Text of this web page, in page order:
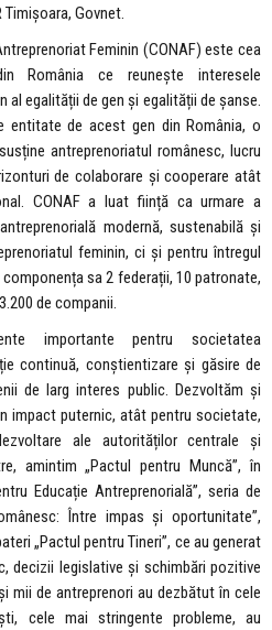
Timișoara, Govnet.
Feminin (CONAF) este cea
România ce reunește interesele
al egalității de gen și egalității de șanse.
entitate de acest gen din România, o
antreprenoriatul românesc, lucru
de colaborare și cooperare atât
CONAF a luat ființă ca urmare a
modernă, sustenabilă și
feminin, ci și pentru întregul
sa 2 federații, 10 patronate,
de companii.
importante pentru societatea
continuă, conștientizare și găsire de
de larg interes public. Dezvoltăm și
impact puternic, atât pentru societate,
ale autorităților centrale și
amintim „Pactul pentru Muncă”, în
Educație Antreprenorială”, seria de
Între impas și oportunitate”,
„Pactul pentru Tineri”, ce au generat
decizii legislative și schimbări pozitive
mii de antreprenori au dezbătut în cele
cele mai stringente probleme, au